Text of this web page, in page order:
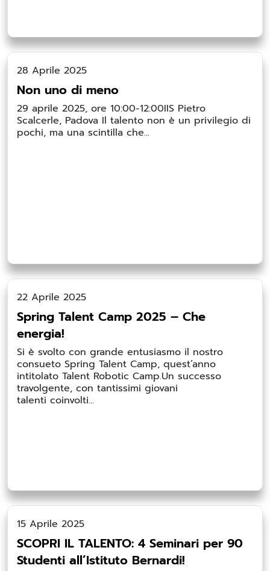
28 Aprile 2025
Non uno di meno
29 aprile 2025, ore 10:00-12:00IIS Pietro
Scalcerle, Padova Il talento non è un privilegio di
pochi, ma una scintilla che...
22 Aprile 2025
Spring Talent Camp 2025 – Che
energia!
Si è svolto con grande entusiasmo il nostro
consueto Spring Talent Camp, quest’anno
intitolato Talent Robotic Camp.Un successo
travolgente, con tantissimi giovani
talenti coinvolti...
15 Aprile 2025
SCOPRI IL TALENTO: 4 Seminari per 90
Studenti all’Istituto Bernardi!